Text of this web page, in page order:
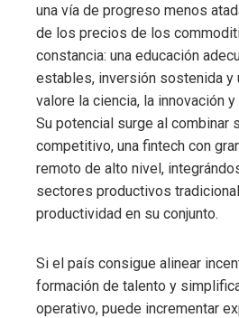
una vía de progreso menos
de los precios de los
constancia: una educación
estables, inversión sostenida y
valore la ciencia, la innovación
Su potencial surge al combinar
competitivo, una fintech con
remoto de alto nivel,
sectores productivos
productividad en su conjunto.
Si el país consigue alinear
formación de talento y
operativo, puede incrementar